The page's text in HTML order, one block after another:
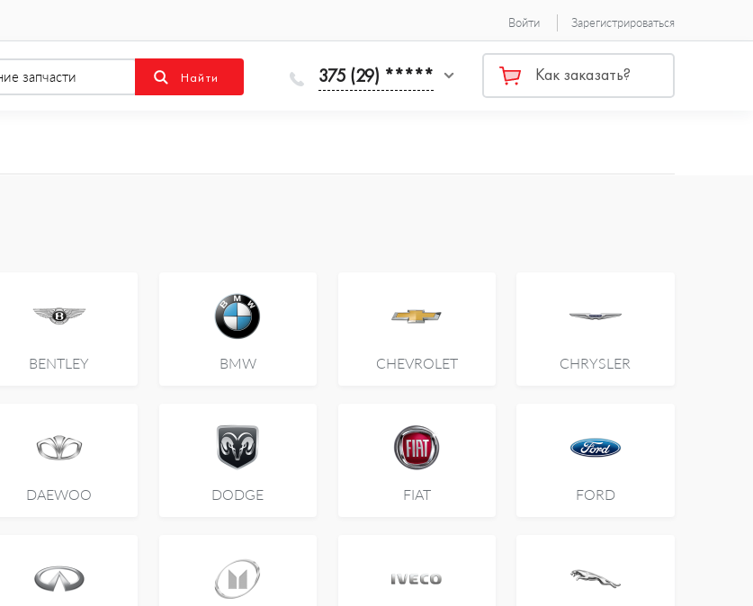
Войти Зарегистрироваться
375 (29) ***** Как заказать?
BENTLEY BMW CHEVROLET CHRYSLER
DAEWOO DODGE FIAT FORD